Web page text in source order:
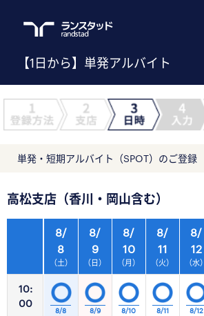
【1日から】単発アルバイト
単発・短期アルバイト（SPOT）のご登録
高松支店（香川・岡山含む）
10:
00
8/
8
（土）
8/
9
（日）
8/
10
（月）
8/
11
（火）
8/
12
（水）
8/8 8/9 8/10 8/11 8/12